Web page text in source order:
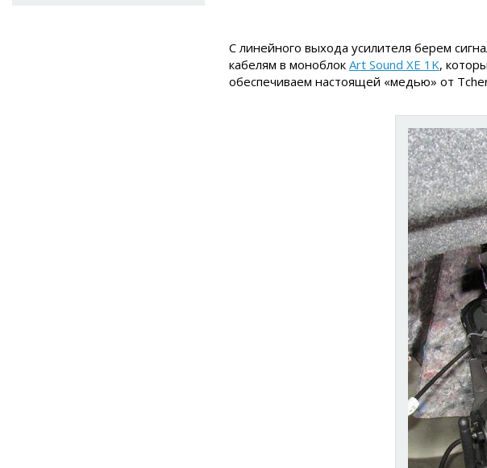
С линейного выхода усилителя берем
кабелям в моноблок Art Sound XE 1K,
обеспечиваем настоящей «медью» от